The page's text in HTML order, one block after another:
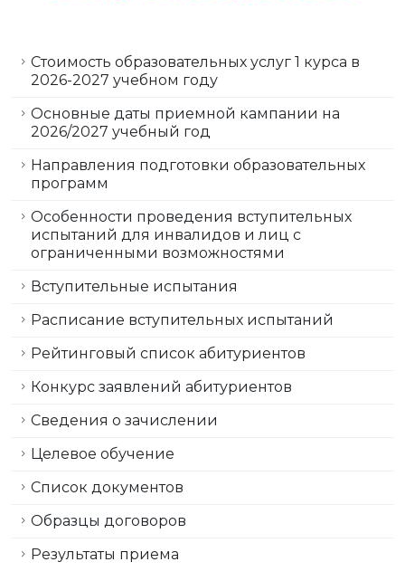
Стоимость образовательных услуг 1 курса в
2026-2027 учебном году
Основные даты приемной кампании на
2026/2027 учебный год
Направления подготовки образовательных
программ
Особенности проведения вступительных
испытаний для инвалидов и лиц с
ограниченными возможностями
Вступительные испытания
Расписание вступительных испытаний
Рейтинговый список абитуриентов
Конкурс заявлений абитуриентов
Сведения о зачислении
Целевое обучение
Список документов
Образцы договоров
Результаты приема